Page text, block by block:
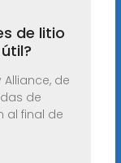
de litio
de
de
al final de